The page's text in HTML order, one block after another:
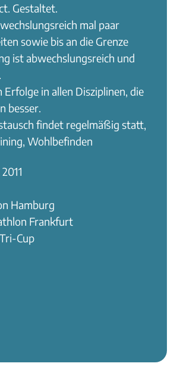
Gestaltet.
mal paar
sowie bis an die Grenze
ist abwechslungsreich und
Erfolge in allen Disziplinen, die
besser.
findet regelmäßig statt,
Wohlbefinden
Hamburg
Frankfurt
Cup